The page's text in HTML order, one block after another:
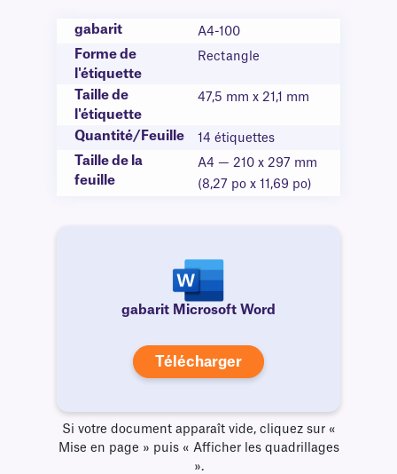
gabarit A4-100
Forme de
l'étiquette
Rectangle
Taille de
l'étiquette
47,5 mm x 21,1 mm
Quantité/Feuille 14 étiquettes
Taille de la
feuille
A4 — 210 x 297 mm
(8,27 po x 11,69 po)
gabarit Microsoft Word
Télécharger
Si votre document apparaît vide, cliquez sur «
Mise en page » puis « Afficher les quadrillages
».